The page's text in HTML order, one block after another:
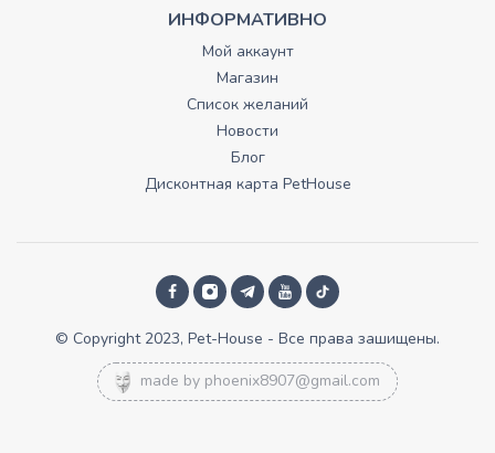
ИНФОРМАТИВНО
Мой аккаунт
Магазин
Список желаний
Новости
Блог
Дисконтная карта PetHouse
© Copyright 2023, Pet-House - Все права зашищены.
made by phoenix8907@gmail.com